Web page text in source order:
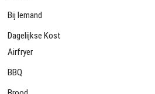
Bij Iemand
Dagelijkse Kost
Airfryer
BBQ